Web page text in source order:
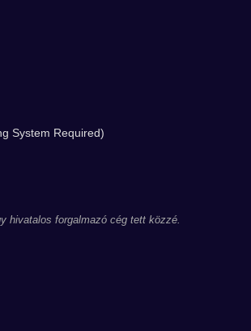
System Required)
hivatalos forgalmazó cég tett közzé.